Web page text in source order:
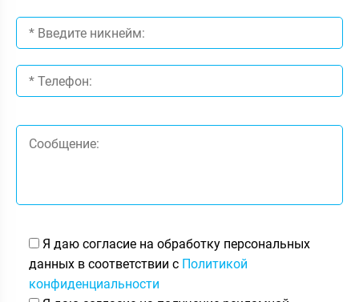
Я даю согласие на обработку персональных
данных в соответствии с Политикой
конфиденциальности